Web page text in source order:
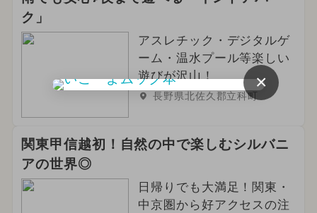
クリスマス
2024年10月のイベント
2026年10月のイベント
2026年6月のイベント
ク」
アスレチック・デジタルゲ
ーム・温水プール等楽しい
遊びが沢山！
長野県北佐久郡立科町
関東甲信越初！自然の中で楽しむシルバニ
アの世界◎
日帰りでも大満足！関東・
中京圏から好アクセスの注
×